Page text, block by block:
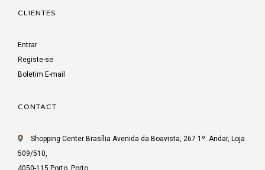
CLIENTES
Entrar
Registe-se
Boletim E-mail
CONTACT
Shopping Center Brasília Avenida da Boavista, 267 1º. Andar, Loja
509/510,
4050-115 Porto, Porto